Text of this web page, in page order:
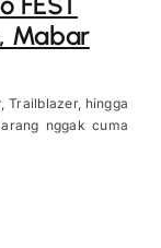
Mabar
Trailblazer, hingga
nggak cuma